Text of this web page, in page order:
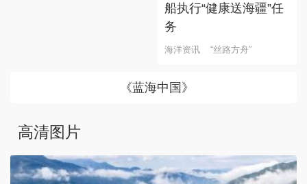
船执行“健康送海疆”任
务
海洋资讯 “丝路方舟”
《蓝海中国》
高清图片